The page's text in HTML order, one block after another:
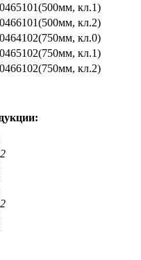
0465101(500мм, кл.1)
0466101(500мм, кл.2)
0464102(750мм, кл.0)
0465102(750мм, кл.1)
0466102(750мм, кл.2)